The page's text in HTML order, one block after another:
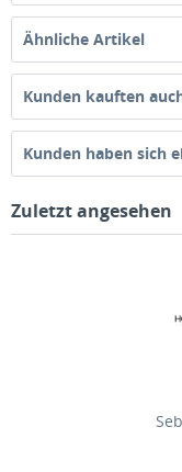
Ähnliche Artikel
Kunden kauften
Kunden haben sich
Zuletzt angesehen